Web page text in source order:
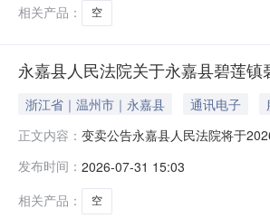
相关产品：
空
永嘉县人民法院关于永嘉县碧莲
浙江省｜温州市｜永嘉县 通讯电子
正文内容： 变卖公告永嘉县人民法院将于
47号的不动产，权证号：浙（
发布时间： 2026-07-31 15:03
相关产品：
空